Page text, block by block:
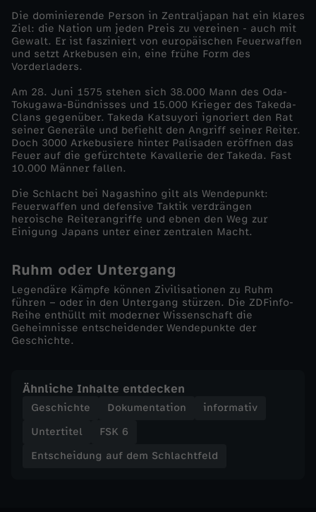
c
h
l
a
c
h
t
e
l
-
N
a
Die dominierende Person in Zentraljapan hat ein klares
Ziel: die Nation um jeden Preis zu vereinen - auch mit
Gewalt. Er ist fasziniert von europäischen Feuerwaffen
und setzt Arkebusen ein, eine frühe Form des
Vorderladers.
Am 28. Juni 1575 stehen sich 38.000 Mann des Oda-
Tokugawa-Bündnisses und 15.000 Krieger des Takeda-
Clans gegenüber. Takeda Katsuyori ignoriert den Rat
seiner Generäle und befiehlt den Angriff seiner Reiter.
Doch 3000 Arkebusiere hinter Palisaden eröffnen das
Feuer auf die gefürchtete Kavallerie der Takeda. Fast
10.000 Männer fallen.
Die Schlacht bei Nagashino gilt als Wendepunkt:
Feuerwaffen und defensive Taktik verdrängen
heroische Reiterangriffe und ebnen den Weg zur
Einigung Japans unter einer zentralen Macht.
Ruhm oder Untergang
Legendäre Kämpfe können Zivilisationen zu Ruhm
führen – oder in den Untergang stürzen. Die ZDFinfo-
Reihe enthüllt mit moderner Wissenschaft die
Geheimnisse entscheidender Wendepunkte der
Geschichte.
Ähnliche Inhalte entdecken
Geschichte Dokumentation
informativ
Untertitel
FSK 6
Entscheidung auf dem Schlachtfeld